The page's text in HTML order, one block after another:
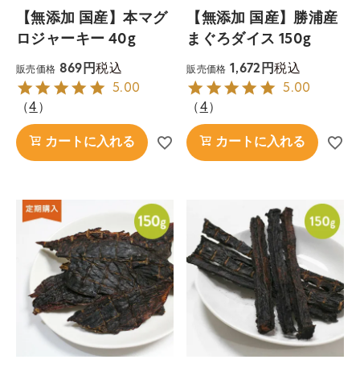
【無添加 国産】本マグ
ロジャーキー 40g
販売価格 869 税込
5.00
（4 ）
カートに入れる
【無添加 国産】勝浦産
まぐろダイス 150g
販売価格 1,672 税込
5.00
（ 4 ）
カートに入れる